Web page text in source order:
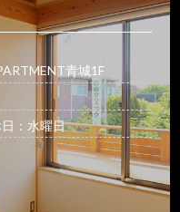
青城1F
：水曜日